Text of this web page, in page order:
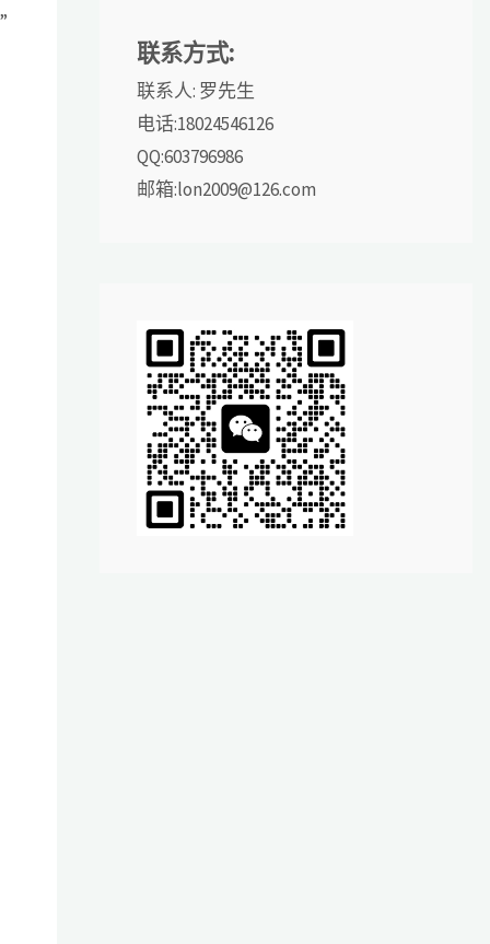
联系方式:
联系人: 罗先生
电话:18024546126
QQ:603796986
邮箱:lon2009@126.com